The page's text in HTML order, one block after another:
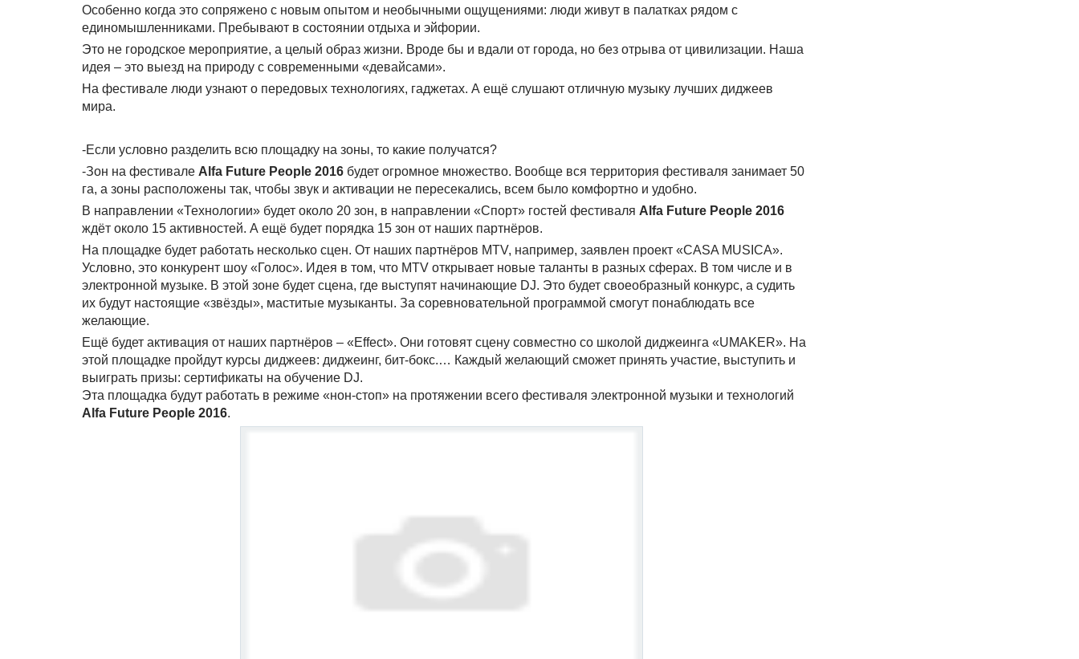
Особенно когда это сопряжено с новым опытом и необычными ощущениями: люди живут в палатках рядом с
единомышленниками. Пребывают в состоянии отдыха и эйфории.
Это не городское мероприятие, а целый образ жизни. Вроде бы и вдали от города, но без отрыва от цивилизации. Наша
идея – это выезд на природу с современными «девайсами».
На фестивале люди узнают о передовых технологиях, гаджетах. А ещё слушают отличную музыку лучших диджеев
мира.
-Если условно разделить всю площадку на зоны, то какие получатся?
-Зон на фестивале Alfa Future People 2016 будет огромное множество. Вообще вся территория фестиваля занимает 50
га, а зоны расположены так, чтобы звук и активации не пересекались, всем было комфортно и удобно.
В направлении «Технологии» будет около 20 зон, в направлении «Спорт» гостей фестиваля Alfa Future People 2016
ждёт около 15 активностей. А ещё будет порядка 15 зон от наших партнёров.
На площадке будет работать несколько сцен. От наших партнёров MTV, например, заявлен проект «CASA MUSICA».
Условно, это конкурент шоу «Голос». Идея в том, что MTV открывает новые таланты в разных сферах. В том числе и в
электронной музыке. В этой зоне будет сцена, где выступят начинающие DJ. Это будет своеобразный конкурс, а судить
их будут настоящие «звёзды», маститые музыканты. За соревновательной программой смогут понаблюдать все
желающие.
Ещё будет активация от наших партнёров – «Effect». Они готовят сцену совместно со школой диджеинга «UMAKER». На
этой площадке пройдут курсы диджеев: диджеинг, бит-бокс.… Каждый желающий сможет принять участие, выступить и
выиграть призы: сертификаты на обучение DJ.
Эта площадка будут работать в режиме «нон-стоп» на протяжении всего фестиваля электронной музыки и технологий
Alfa Future People 2016.